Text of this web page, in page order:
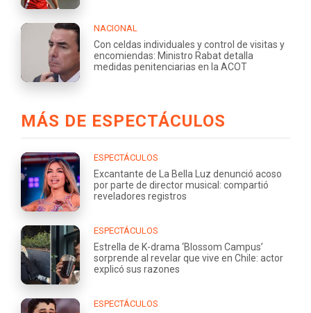
NACIONAL
Con celdas individuales y control de visitas y
encomiendas: Ministro Rabat detalla
medidas penitenciarias en la ACOT
MÁS DE ESPECTÁCULOS
ESPECTÁCULOS
Excantante de La Bella Luz denunció acoso
por parte de director musical: compartió
reveladores registros
ESPECTÁCULOS
Estrella de K-drama ‘Blossom Campus’
sorprende al revelar que vive en Chile: actor
explicó sus razones
ESPECTÁCULOS